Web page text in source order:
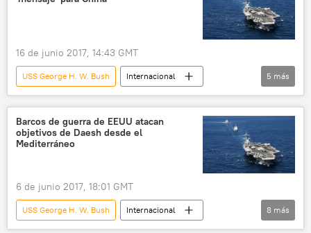
16 de junio 2017, 14:43 GMT
USS George H. W. Bush
Internacional
América del Norte
EEUU
USS Dwight Eisenhower
noticias
5 más
Barcos de guerra de EEUU atacan
objetivos de Daesh desde el
Mediterráneo
6 de junio 2017, 18:01 GMT
USS George H. W. Bush
Internacional
🌍 Oriente Medio
América del Norte
8 más